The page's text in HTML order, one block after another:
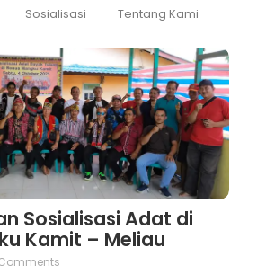
Sosialisasi Tentang Kami
Sosialisasi Adat di
Kamit – Meliau